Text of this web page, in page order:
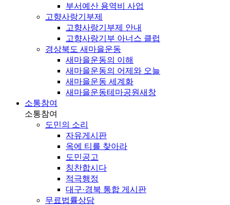
부서예산 용역비 사업
고향사랑기부제
고향사랑기부제 안내
고향사랑기부 아너스 클럽
경상북도 새마을운동
새마을운동의 이해
새마을운동의 어제와 오늘
새마을운동 세계화
새마을운동테마공원새창
소통참여
소통참여
도민의 소리
자유게시판
옥에 티를 찾아라
도민공고
칭찬합시다
적극행정
대구·경북 통합 게시판
무료법률상담